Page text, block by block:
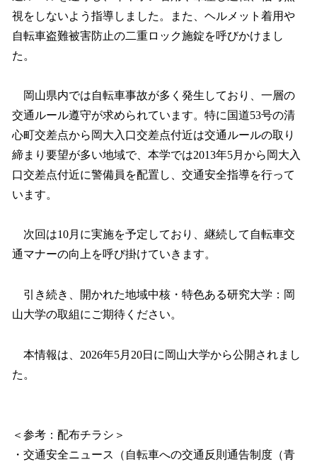
視をしないよう指導しました。また、ヘルメット着用や
自転車盗難被害防止の二重ロック施錠を呼びかけまし
た。
岡山県内では自転車事故が多く発生しており、一層の
交通ルール遵守が求められています。特に国道53号の清
心町交差点から岡大入口交差点付近は交通ルールの取り
締まり要望が多い地域で、本学では2013年5月から岡大入
口交差点付近に警備員を配置し、交通安全指導を行って
います。
次回は10月に実施を予定しており、継続して自転車交
通マナーの向上を呼び掛けていきます。
引き続き、開かれた地域中核・特色ある研究大学：岡
山大学の取組にご期待ください。
本情報は、2026年5月20日に岡山大学から公開されまし
た。
＜参考：配布チラシ＞
・交通安全ニュース（自転車への交通反則通告制度（青